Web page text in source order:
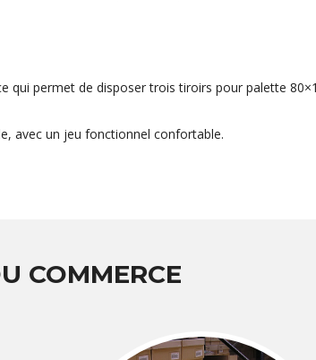
qui permet de disposer trois tiroirs pour palette
avec un jeu fonctionnel confortable.
COMMERCE